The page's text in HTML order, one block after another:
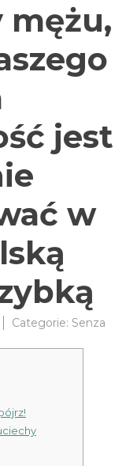
mężu,
jest
w
Categorie: Senza